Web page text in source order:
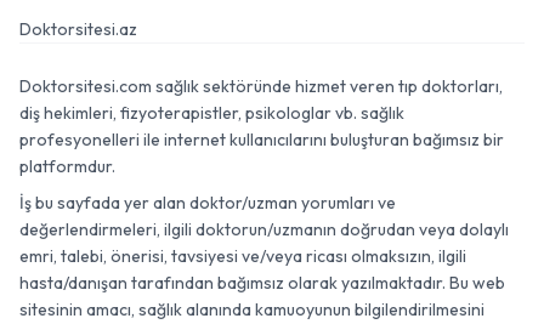
Doktorsitesi.az
Doktorsitesi.com sağlık sektöründe hizmet veren tıp doktorları,
diş hekimleri, fizyoterapistler, psikologlar vb. sağlık
profesyonelleri ile internet kullanıcılarını buluşturan bağımsız bir
platformdur.
İş bu sayfada yer alan doktor/uzman yorumları ve
değerlendirmeleri, ilgili doktorun/uzmanın doğrudan veya dolaylı
emri, talebi, önerisi, tavsiyesi ve/veya ricası olmaksızın, ilgili
hasta/danışan tarafından bağımsız olarak yazılmaktadır. Bu web
sitesinin amacı, sağlık alanında kamuoyunun bilgilendirilmesini